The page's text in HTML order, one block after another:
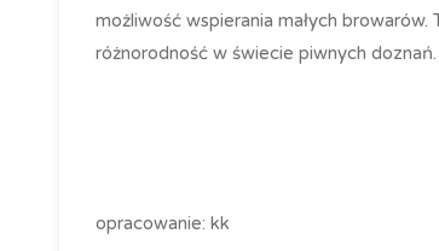
możliwość wspierania małych
różnorodność w świecie piwnych doznań.
opracowanie: kk